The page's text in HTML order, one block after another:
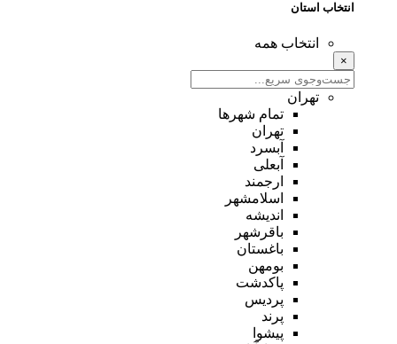
انتخاب استان
انتخاب همه
×
تهران
تمام شهر‌ها
تهران
آبسرد
آبعلی
ارجمند
اسلامشهر
اندیشه
باقرشهر
باغستان
بومهن
پاکدشت
پردیس
پرند
پیشوا